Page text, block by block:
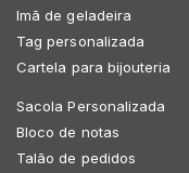
Imã de geladeira
Tag personalizada
Cartela para bijouteria
Sacola Personalizada
Bloco de notas
Talão de pedidos